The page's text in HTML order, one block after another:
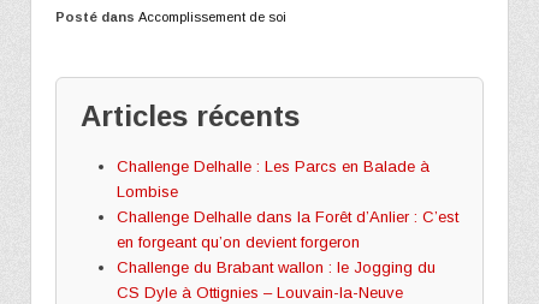
Posté dans Accomplissement de soi
Articles récents
Challenge Delhalle : Les Parcs en Balade à
Lombise
Challenge Delhalle dans la Forêt d’Anlier : C’est
en forgeant qu’on devient forgeron
Challenge du Brabant wallon : le Jogging du
CS Dyle à Ottignies – Louvain-la-Neuve